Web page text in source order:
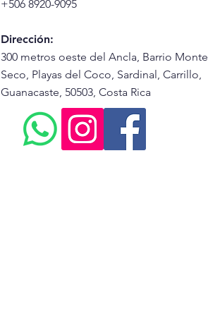
+506 8920-9095
Dirección:
300 metros oeste del Ancla, Barrio Monte
Seco, Playas del Coco, Sardinal, Carrillo,
Guanacaste, 50503, Costa Rica